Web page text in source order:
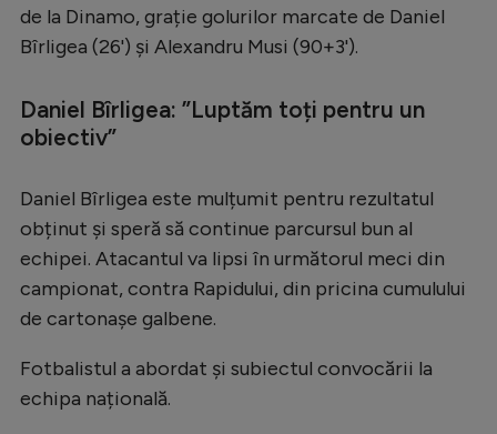
Ligue 1
Starurile fotbalului
Stranieri
Clasamente
Handbal
de la Dinamo, grație golurilor marcate de Daniel
Bîrligea (26') și Alexandru Musi (90+3').
Daniel Bîrligea: ”Luptăm toți pentru un
obiectiv”
Daniel Bîrligea este mulțumit pentru rezultatul
obținut și speră să continue parcursul bun al
echipei. Atacantul va lipsi în următorul meci din
campionat, contra Rapidului, din pricina cumulului
de cartonașe galbene.
Fotbalistul a abordat și subiectul convocării la
echipa națională.